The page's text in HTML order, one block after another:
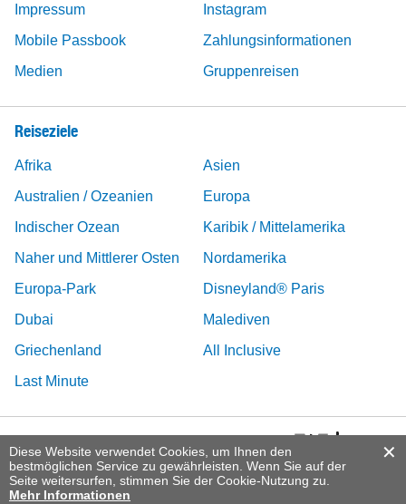
Diese Website verwendet Cookies, um Ihnen den
bestmöglichen Service zu gewährleisten. Wenn Sie auf der
Seite weitersurfen, stimmen Sie der Cookie-Nutzung zu.
Mehr Informationen
Impressum
Instagram
Mobile Passbook
Zahlungsinformationen
Medien
Gruppenreisen
Reiseziele
Afrika
Asien
Australien / Ozeanien
Europa
Indischer Ozean
Karibik / Mittelamerika
Naher und Mittlerer Osten
Nordamerika
Europa-Park
Disneyland® Paris
Dubai
Malediven
Griechenland
All Inclusive
Last Minute
© 2026 Migros Ferien, DERTOUR Suisse AG